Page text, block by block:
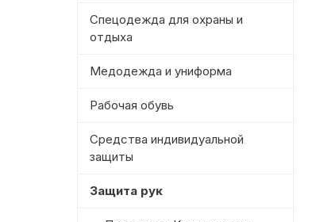
Спецодежда для охраны и
отдыха
Медодежда и униформа
Рабочая обувь
Средства индивидуальной
защиты
Защита рук